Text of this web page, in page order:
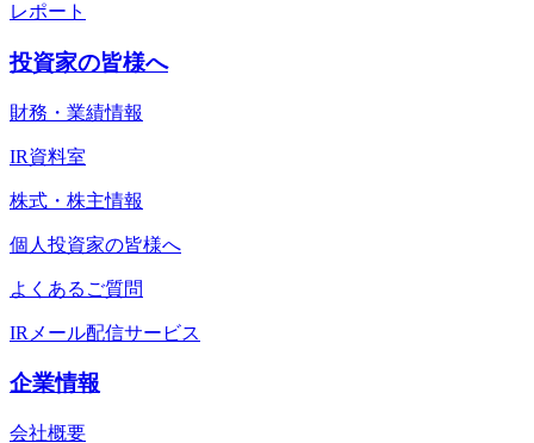
レポート
投資家の皆様へ
財務・業績情報
IR資料室
株式・株主情報
個人投資家の皆様へ
よくあるご質問
IRメール配信サービス
企業情報
会社概要